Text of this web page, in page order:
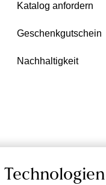
Katalog anfordern
Geschenkgutschein
Nachhaltigkeit